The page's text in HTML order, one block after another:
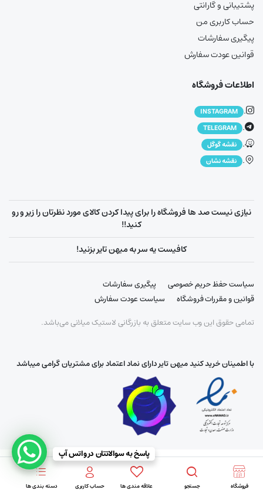
پشتیبانی و گارانتی
حساب کاربری من
پیگیری سفارشات
قوانین عودت سفارش
اطلاعات فروشگاه
.
INSTAGRAM
.
TELEGRAM
. نقشه گوگل
. نقشه نشان
نیازی نیست صد ها فروشگاه را برای پیدا کردن کالای مورد نظرتان را زیر و رو
کنید!!
کافیست یه سر به میهن تایر بزنید!
سیاست حفظ حریم خصوصی
پیگیری سفارشات
قوانین و مقررات فروشگاه
سیاست عودت سفارش
تمامی حقوق این وب سایت متعلق به بازرگانی لاستیک میلانی می‌باشد.
با اطمینان خرید کنید میهن تایر دارای نماد اعتماد برای مشتریان گرامی میباشد
پاسخ به سوالاتتان در واتس آپ
فروشگاه جستجو علاقه مندی ها حساب کاربری دسته بندی ها